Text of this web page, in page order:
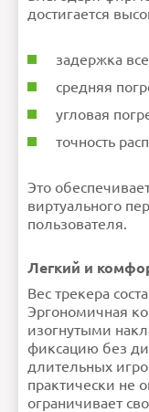
достигается
задержка
средняя
угловая
точность
Это
виртуального
пользователя.
Легкий и
Вес трекера
Эргономичная
изогнутыми
фиксацию без
длительных
практически не
ограничивает